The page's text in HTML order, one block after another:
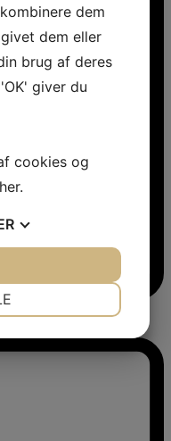
dem
dem eller
brug af deres
giver du
cookies og
her.
STATISTIK